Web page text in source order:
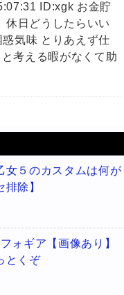
ID:xgk お金貯
休日どうしたらいい
気味 とりあえず仕
考える暇がなくて助
女５のカスタムは何が
除】
ォギア【画像あり】
とくぞ